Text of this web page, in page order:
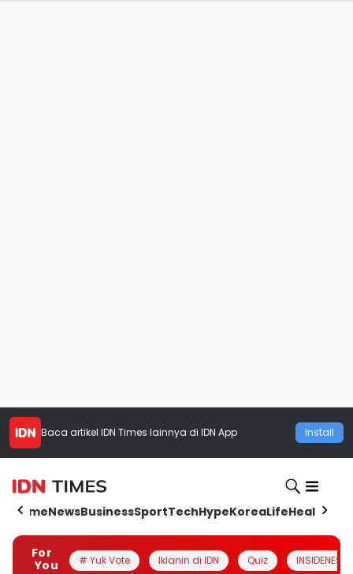
Baca artikel IDN Times lainnya di IDN App Install
HomeNewsBusinessSportTechHypeKoreaLifeHealth
For
You
# Yuk Vote Iklanin di IDN Quiz INSIDENESIA